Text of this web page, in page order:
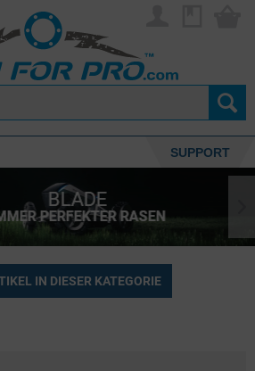
SUPPORT
BLADE
PERFEKTER RASEN
IN DIESER KATEGORIE